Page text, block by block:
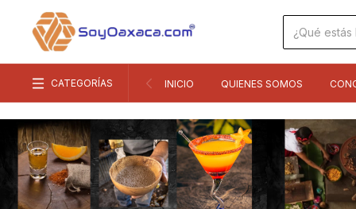
CATEGORÍAS INICIO QUIENES SOMOS